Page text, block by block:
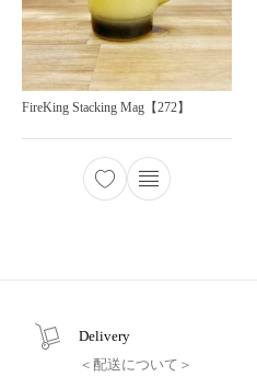
FireKing Stacking Mag【272】
Delivery
＜配送について＞